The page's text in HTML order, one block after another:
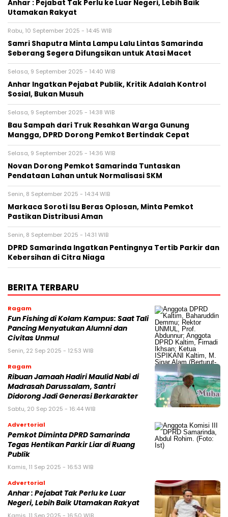
Anhar : Pejabat Tak Perlu ke Luar Negeri, Lebih Baik
Utamakan Rakyat
Rabu, 10 September 2025 - 14:45 WIB
Samri Shaputra Minta Lampu Lalu Lintas Samarinda
Seberang Segera Difungsikan untuk Atasi Macet
Selasa, 9 September 2025 - 14:40 WIB
Anhar Ingatkan Pejabat Publik, Kritik Adalah Kontrol
Sosial, Bukan Musuh
Selasa, 9 September 2025 - 14:38 WIB
Bau Sampah dari Truk Resahkan Warga Gunung
Mangga, DPRD Dorong Pemkot Bertindak Cepat
Selasa, 9 September 2025 - 14:36 WIB
Novan Dorong Pemkot Samarinda Tuntaskan
Pendataan Lahan untuk Normalisasi SKM
Senin, 8 September 2025 - 14:34 WIB
Markaca Soroti Isu Beras Oplosan, Minta Pemkot
Pastikan Distribusi Aman
Senin, 8 September 2025 - 14:31 WIB
DPRD Samarinda Ingatkan Pentingnya Tertib Parkir dan
Kebersihan di Citra Niaga
BERITA TERBARU
Ragam
Fun Fishing di Kolam Kampus: Saat Tali
Pancing Menyatukan Alumni dan
Civitas Unmul
Senin, 22 Sep 2025 - 12:53 WIB
Ragam
Ribuan Jamaah Hadiri Maulid Nabi di
Madrasah Darussalam, Santri
Didorong Jadi Generasi Berkarakter
Sabtu, 20 Sep 2025 - 16:44 WIB
Advertorial
Pemkot Diminta DPRD Samarinda
Tegas Hentikan Parkir Liar di Ruang
Publik
Kamis, 11 Sep 2025 - 16:53 WIB
Advertorial
Anhar : Pejabat Tak Perlu ke Luar
Negeri, Lebih Baik Utamakan Rakyat